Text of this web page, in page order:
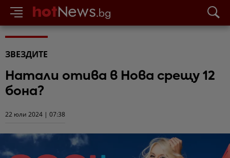
ЗВЕЗДИТЕ
Натали отива в Нова срещу 12
бона?
22 юли 2024 | 07:38